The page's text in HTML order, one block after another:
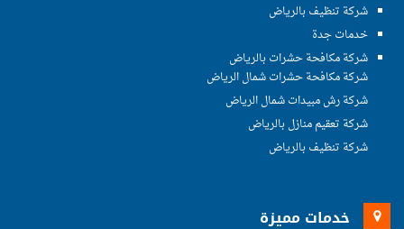
شركة تنظيف بالرياض
خدمات جدة
شركة مكافحة حشرات بالرياض
شركة مكافحة حشرات شمال الرياض
شركة رش مبيدات شمال الرياض
شركة تعقيم منازل بالرياض
شركة تنظيف بالرياض
خدمات مميزة